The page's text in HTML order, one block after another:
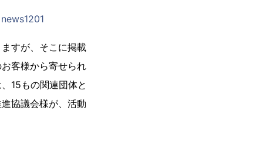
すが、そこに掲載
客様から寄せられ
15もの関連団体と
協議会様が、活動